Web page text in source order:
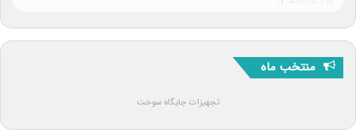
منتخب ماه
تجهیزات جایگاه سوخت